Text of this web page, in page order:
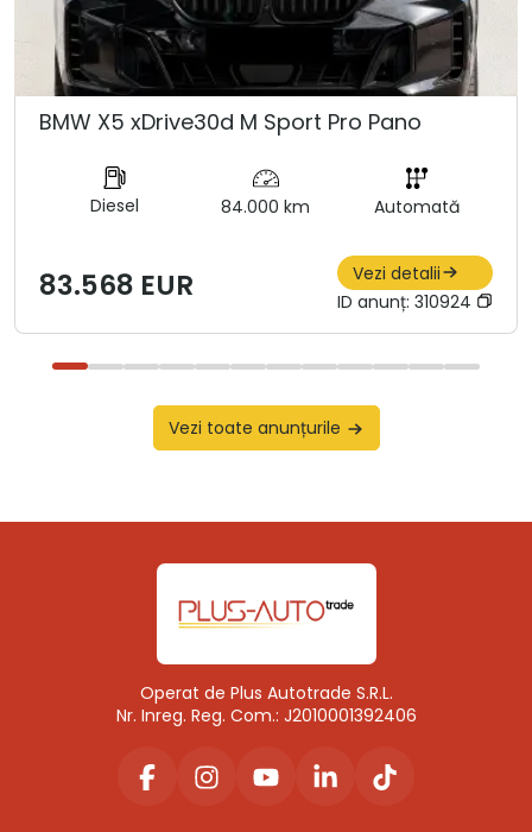
BMW X5 xDrive30d M Sport Pro Pano
Diesel 84.000 km Automată
83.568 EUR
Vezi detalii
ID anunț: 310924
Vezi toate anunțurile
Operat de Plus Autotrade S.R.L.
Nr. Inreg. Reg. Com.: J2010001392406